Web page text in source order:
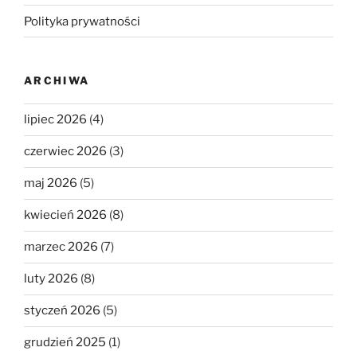
Polityka prywatności
ARCHIWA
lipiec 2026 (4)
czerwiec 2026 (3)
maj 2026 (5)
kwiecień 2026 (8)
marzec 2026 (7)
luty 2026 (8)
styczeń 2026 (5)
grudzień 2025 (1)